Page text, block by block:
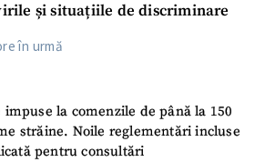
și situațiile de discriminare
în urmă
la comenzile de până la 150
străine. Noile reglementări incluse
pentru consultări